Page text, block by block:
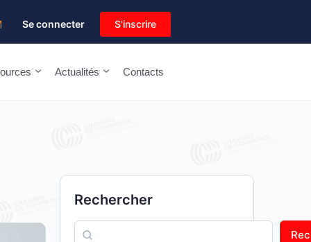
Se connecter S'inscrire
Actualités Contacts
Rechercher